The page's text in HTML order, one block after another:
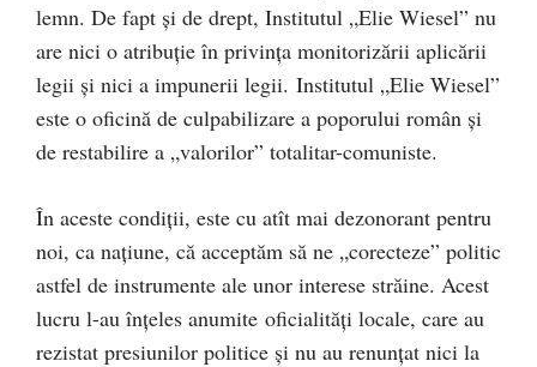
lemn. De fapt şi de drept, Institutul „Elie Wiesel” nu
are nici o atribuţie în privinţa monitorizării aplicării
legii şi nici a impunerii legii. Institutul „Elie Wiesel”
este o oficină de culpabilizare a poporului român şi
de restabilire a „valorilor” totalitar-comuniste.
În aceste condiţii, este cu atît mai dezonorant pentru
noi, ca naţiune, că acceptăm să ne „corecteze” politic
astfel de instrumente ale unor interese străine. Acest
lucru l-au înţeles anumite oficialităţi locale, care au
rezistat presiunilor politice şi nu au renunţat nici la